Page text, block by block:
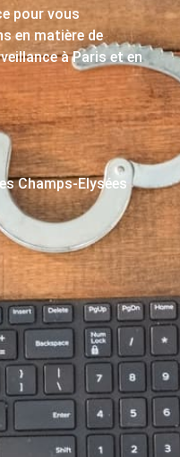
pour vous
en matière de
à Paris et en
Champs-Elysées